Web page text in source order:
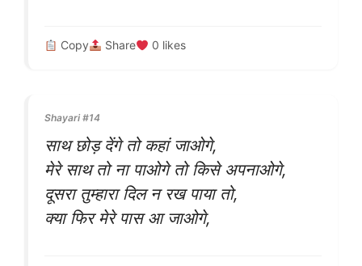
Copy Share 0 likes
Shayari #14
साथ छोड़ देंगे तो कहां जाओगे,
मेरे साथ तो ना पाओगे तो किसे अपनाओगे,
दूसरा तुम्हारा दिल न रख पाया तो,
क्या फिर मेरे पास आ जाओगे,